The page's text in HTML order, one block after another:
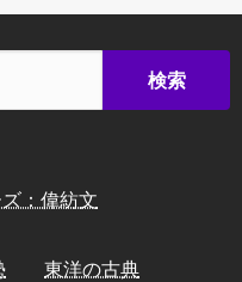
：偉紡文
東洋の古典